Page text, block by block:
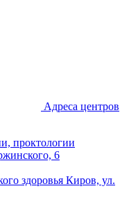
Адреса центров
проктологии
6
здоровья Киров, ул.